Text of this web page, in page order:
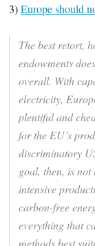
3)Europe should
The best retort,
endowments
overall. With
electricity,
plentiful and
for the EU’s
discriminatory
goal, then, is not
intensive
carbon-free
everything that
methods best